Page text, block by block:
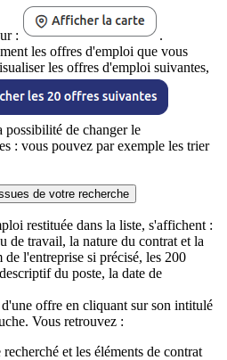
:
.
les offres d'emploi que vous
les offres d'emploi suivantes,
possibilité de changer le
: vous pouvez par exemple les trier
de votre recherche
restituée dans la liste, s'affichent :
de travail, la nature du contrat et la
l'entreprise si précisé, les 200
du poste, la date de
offre en cliquant sur son intitulé
Vous retrouvez :
et les éléments de contrat